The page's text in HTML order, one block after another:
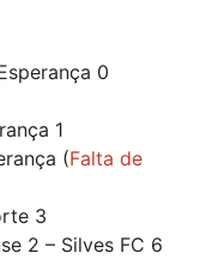
0
1
(Falta de
3
2 – Silves FC 6